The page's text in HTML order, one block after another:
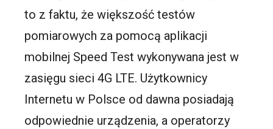
to z faktu, że większość testów
pomiarowych za pomocą aplikacji
mobilnej Speed Test wykonywana jest w
zasięgu sieci 4G LTE. Użytkownicy
Internetu w Polsce od dawna posiadają
odpowiednie urządzenia, a operatorzy